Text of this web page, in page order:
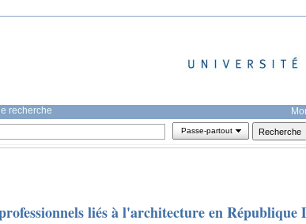
recherche
Passe-partout
liés à l'architecture en République